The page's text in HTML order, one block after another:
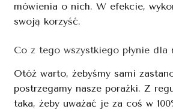
mówienia o nich. W efekcie,
swoją korzyść.
Co z tego wszystkiego płynie dla
Otóż warto, żebyśmy sami
postrzegamy nasze porażki. Z
taka, żeby uważać je za coś w